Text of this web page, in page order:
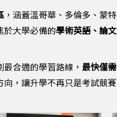
，涵蓋溫哥華、多倫多、蒙
於大學必備的學術英語、論
合適的學習路線， 最快僅
，讓升學不再只是考試競